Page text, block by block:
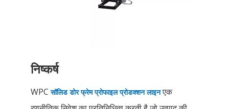
निष्कर्ष
WPCसॉलिड डोर फ्रेम प्रोफाइल प्रोडक्शन लाइनएक